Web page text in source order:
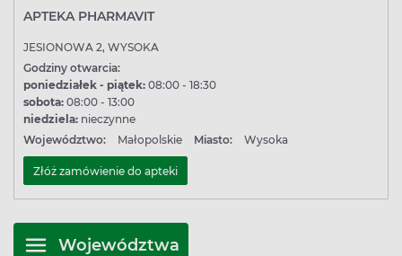
APTEKA PHARMAVIT
JESIONOWA 2, WYSOKA
Godziny otwarcia:
poniedziałek - piątek: 08:00 - 18:30
sobota: 08:00 - 13:00
niedziela: nieczynne
Województwo:
Małopolskie Miasto: Wysoka
Złóż zamówienie do apteki
Województwa